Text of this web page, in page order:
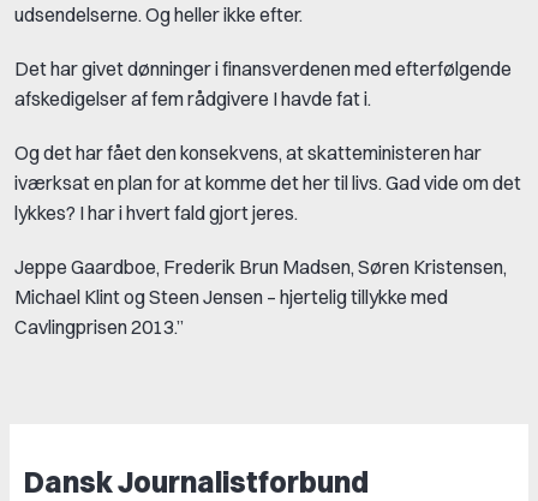
udsendelserne. Og heller ikke efter.
Det har givet dønninger i finansverdenen med efterfølgende
afskedigelser af fem rådgivere I havde fat i.
Og det har fået den konsekvens, at skatteministeren har
iværksat en plan for at komme det her til livs. Gad vide om det
lykkes? I har i hvert fald gjort jeres.
Jeppe Gaardboe, Frederik Brun Madsen, Søren Kristensen,
Michael Klint og Steen Jensen – hjertelig tillykke med
Cavlingprisen 2013.”
Dansk Journalistforbund